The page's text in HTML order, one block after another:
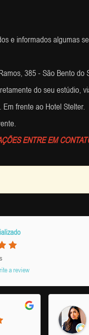
e informados algumas
385 - São Bento do
do seu estúdio,
frente ao Hotel Stelter.
ENTRE EM
a review